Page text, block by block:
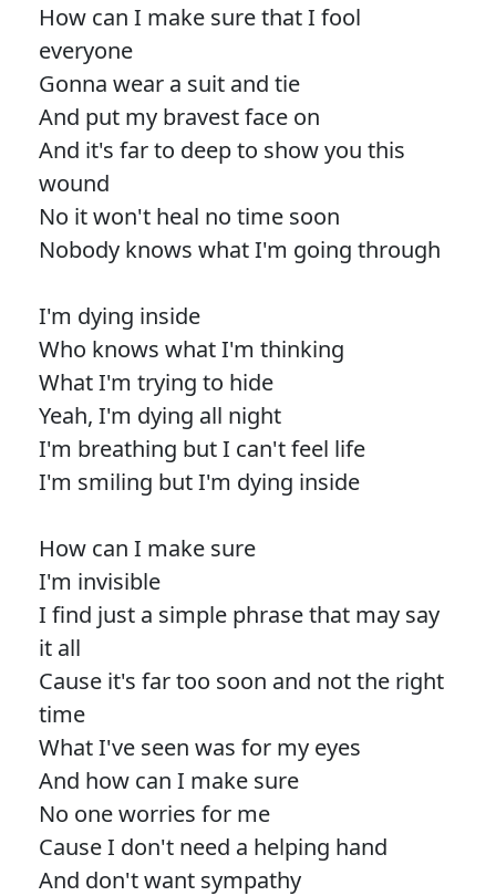
How can I make sure that I fool
everyone
Gonna wear a suit and tie
And put my bravest face on
And it's far to deep to show you this
wound
No it won't heal no time soon
Nobody knows what I'm going through
I'm dying inside
Who knows what I'm thinking
What I'm trying to hide
Yeah, I'm dying all night
I'm breathing but I can't feel life
I'm smiling but I'm dying inside
How can I make sure
I'm invisible
I find just a simple phrase that may say
it all
Cause it's far too soon and not the right
time
What I've seen was for my eyes
And how can I make sure
No one worries for me
Cause I don't need a helping hand
And don't want sympathy